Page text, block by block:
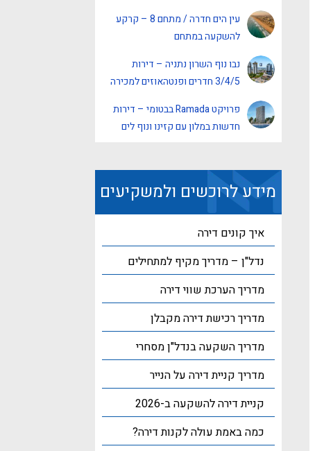
עין הים חדרה / מתחם 8 – קרקע
להשקעה במתחם
נבו נוף השרון נתניה – דירות
3/4/5 חדרים ופנטהאוזים למכירה
פרויקט Ramada בבטומי – דירות
חדשות במלון עם קזינו ונוף לים
מידע לרוכשים ולמשקיעים
איך קונים דירה
נדל"ן – מדריך מקיף למתחילים
מדריך הערכת שווי דירה
מדריך רכישת דירה מקבלן
מדריך השקעה בנדל"ן מסחרי
מדריך קניית דירה על הנייר
קניית דירה להשקעה ב-2026
כמה באמת עולה לקנות דירה?